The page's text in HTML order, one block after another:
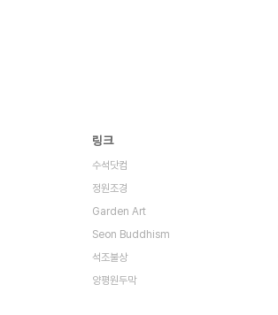
링크
수석닷컴
정원조경
Garden Art
Seon Buddhism
석조불상
양평원두막